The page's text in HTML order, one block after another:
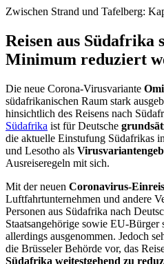
Zwischen Strand und Tafelberg:
Reisen aus Südafrika
Minimum reduziert
Die neue Corona-Virusvariante
südafrikanischen Raum stark
hinsichtlich des Reisens nach
Südafrika ist für Deutsche
die aktuelle Einstufung Südafrikas
und Lesotho als
Ausreiseregeln mit sich.
Mit der neuen Coronavirus-
Luftfahrtunternehmen und andere
Personen aus Südafrika nach
Staatsangehörige sowie EU-Bürger
allerdings ausgenommen. Jedoch
die Brüsseler Behörde vor, das
Südafrika weitestgehend zu